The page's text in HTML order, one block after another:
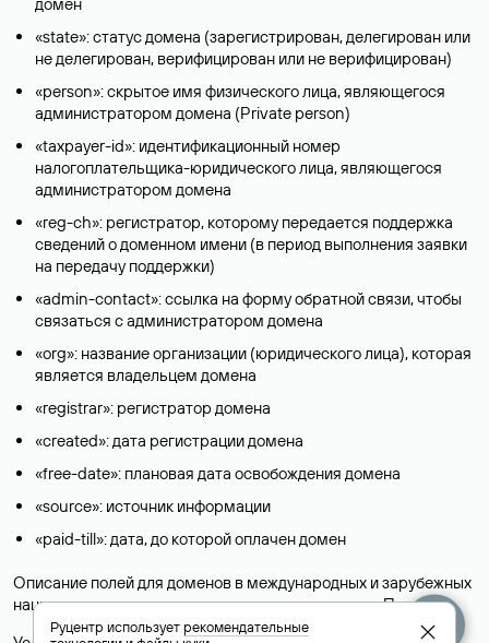
«state»: статус домена (зарегистрирован, делегирован или
не делегирован, верифицирован или не верифицирован)
«person»: скрытое имя физического лица, являющегося
администратором домена (Privatе person)
«taxpayer-id»: идентификационный номер
налогоплательщика-юридического лица, являющегося
администратором домена
«reg-ch»: регистратор, которому передается поддержка
сведений о доменном имени (в период выполнения заявки
на передачу поддержки)
«admin-contact»: ссылка на форму обратной связи, чтобы
связаться с администратором домена
«org»: название организации (юридического лица), которая
является владельцем домена
«registrar»: регистратор домена
«created»: дата регистрации домена
«free-date»: плановая дата освобождения домена
«source»: источник информации
«paid-till»: дата, до которой оплачен домен
Описание полей для доменов в международных и зарубежных
национальных доменах представлены в разделе «Помощь».
Руцентр используетрекомендательные